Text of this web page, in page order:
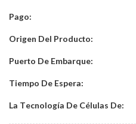
Pago:
Origen Del Producto:
Puerto De Embarque:
Tiempo De Espera:
La Tecnología De Células De: